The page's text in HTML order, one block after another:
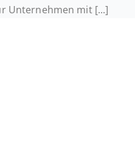
Un­ter­neh­men mit [...]